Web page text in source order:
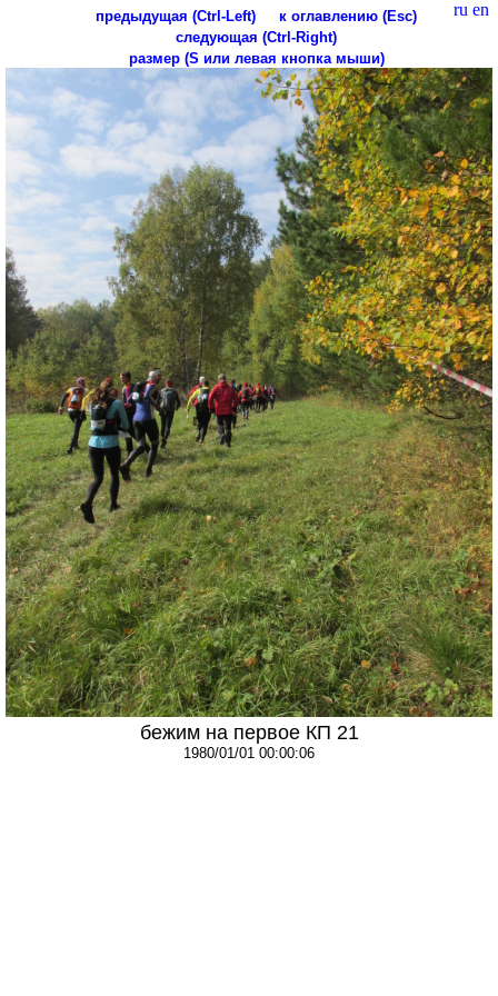
ru en
предыдущая (Ctrl-Left)
к оглавлению (Esc)
следующая (Ctrl-Right)
размер (S или левая кнопка мыши)
бежим на первое КП 21
1980/01/01 00:00:06